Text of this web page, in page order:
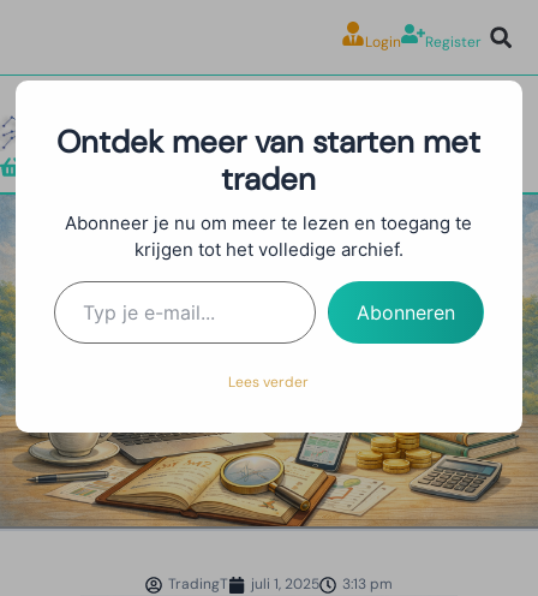
Login Register
Top 5 Trading Fouten die
Beginners Maken (en Hoe te
Vermijden)
TradingT juli 1, 2025 3:13 pm
Ontdek meer van starten met
traden
Abonneer je nu om meer te lezen en toegang te
krijgen tot het volledige archief.
Abonneren
Lees verder